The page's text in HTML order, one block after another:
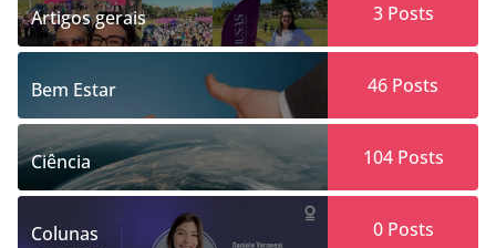
Artigos gerais 3Posts
Bem Estar 46 Posts
Ciência 104Posts
Colunas 0Posts